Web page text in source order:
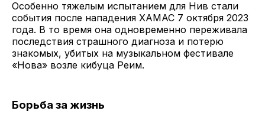
Особенно тяжелым испытанием для Нив стали
события после нападения ХАМАС 7 октября 2023
года. В то время она одновременно переживала
последствия страшного диагноза и потерю
знакомых, убитых на музыкальном фестивале
«Нова» возле кибуца Реим.
Борьба за жизнь